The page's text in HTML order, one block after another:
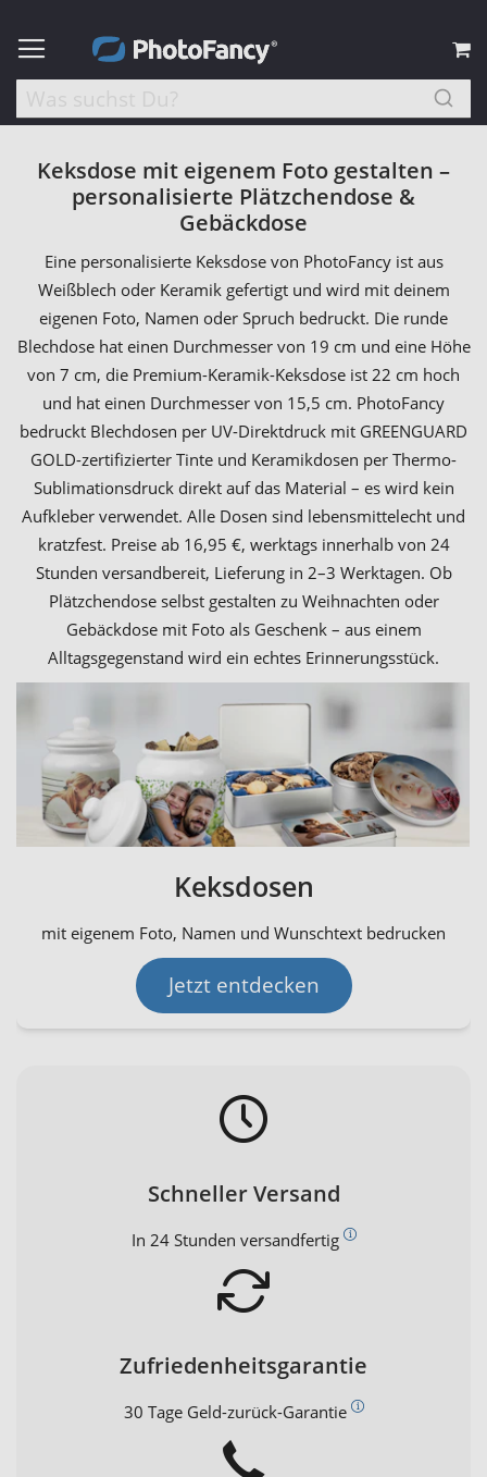
Keksdose mit eigenem Foto gestalten –
personalisierte Plätzchendose &
Gebäckdose
Eine personalisierte Keksdose von PhotoFancy ist aus
Weißblech oder Keramik gefertigt und wird mit deinem
eigenen Foto, Namen oder Spruch bedruckt. Die runde
Blechdose hat einen Durchmesser von 19 cm und eine Höhe
von 7 cm, die Premium-Keramik-Keksdose ist 22 cm hoch
und hat einen Durchmesser von 15,5 cm. PhotoFancy
bedruckt Blechdosen per UV-Direktdruck mit GREENGUARD
GOLD-zertifizierter Tinte und Keramikdosen per Thermo-
Sublimationsdruck direkt auf das Material – es wird kein
Aufkleber verwendet. Alle Dosen sind lebensmittelecht und
kratzfest. Preise ab 16,95 €, werktags innerhalb von 24
Stunden versandbereit, Lieferung in 2–3 Werktagen. Ob
Plätzchendose selbst gestalten zu Weihnachten oder
Gebäckdose mit Foto als Geschenk – aus einem
Alltagsgegenstand wird ein echtes Erinnerungsstück.
Keksdosen
mit eigenem Foto, Namen und Wunschtext bedrucken
Jetzt entdecken
Schneller Versand
In 24 Stunden versandfertig
Zufriedenheitsgarantie
30 Tage Geld-zurück-Garantie